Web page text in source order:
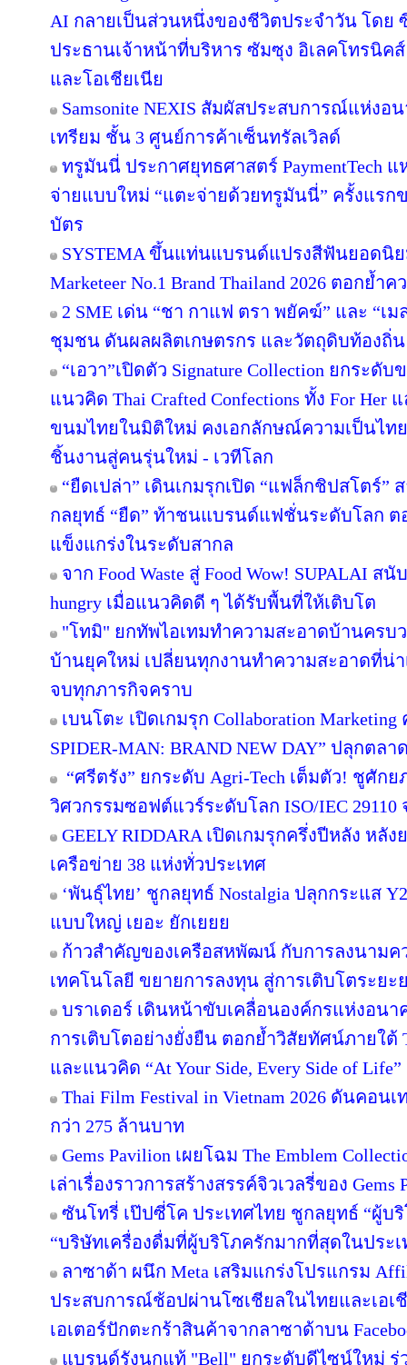
AI กลายเป็นส่วนหนึ่งของชีวิตประจำวัน โดย
ประธานเจ้าหน้าที่บริหาร ซัมซุง อิเลคโทรนิค
และโอเชียเนีย
Samsonite NEXIS สัมผัสประสบการณ์แห่ง
เทรียม ชั้น 3 ศูนย์การค้าเซ็นทรัลเวิลด์
ทรูมันนี่ ประกาศยุทธศาสตร์ PaymentTech
จ่ายแบบใหม่ “แตะจ่ายด้วยทรูมันนี่” ครั้งแรก
บัตร
SYSTEMA ขึ้นแท่นแบรนด์แปรงสีฟันยอดนิ
Marketeer No.1 Brand Thailand 2026 ตอกย้
2 SME เด่น “ชา กาแฟ ตรา พยัคฆ์” และ “
ชุมชน ดันผลผลิตเกษตรกร และวัตถุดิบท้องถิ่
“เอวา”เปิดตัว Signature Collection ยกระ
แนวคิด Thai Crafted Confections ทั้ง For Her
ขนมไทยในมิติใหม่ คงเอกลักษณ์ความเป็นไท
ชิ้นงานสู่คนรุ่นใหม่ - เวทีโลก
“ยืดเปล่า” เดินเกมรุกเปิด “แฟล็กชิปสโตร์”
กลยุทธ์ “ยืด” ท้าชนแบรนด์แฟชั่นระดับโลก
แข็งแกร่งในระดับสากล
จาก Food Waste สู่ Food Wow! SUPALAI ส
hungry เมื่อแนวคิดดี ๆ ได้รับพื้นที่ให้เติบโต
"โทมิ" ยกทัพไอเทมทำความสะอาดบ้านครบ
บ้านยุคใหม่ เปลี่ยนทุกงานทำความสะอาดที่น่า
จบทุกภารกิจคราบ
เบนโตะ เปิดเกมรุก Collaboration
SPIDER-MAN: BRAND NEW DAY” ปลุกต
“ศรีตรัง” ยกระดับ Agri-Tech เต็มตัว! ชูศัก
วิศวกรรมซอฟต์แวร์ระดับโลก ISO/IEC 29110
GEELY RIDDARA เปิดเกมรุกครึ่งปีหลัง หลั
เครือข่าย 38 แห่งทั่วประเทศ
‘พันธุ์ไทย’ ชูกลยุทธ์ Nostalgia ปลุกกระแส
แบบใหญ่ เยอะ ยักเยยย
ก้าวสำคัญของเครือสหพัฒน์ กับการลงนามค
เทคโนโลยี ขยายการลงทุน สู่การเติบโตระยะ
บราเดอร์ เดินหน้าขับเคลื่อนองค์กรแห่งอน
การเติบโตอย่างยั่งยืน ตอกย้ำวิสัยทัศน์ภายใต้
และแนวคิด “At Your Side, Every Side of Life”
Thai Film Festival in Vietnam 2026 ดันคอน
กว่า 275 ล้านบาท
Gems Pavilion เผยโฉม The Emblem
เล่าเรื่องราวการสร้างสรรค์จิวเวลรี่ของ
ซันโทรี่ เป๊ปซี่โค ประเทศไทย ชูกลยุทธ์ “ผู้บ
“บริษัทเครื่องดื่มที่ผู้บริโภครักมากที่สุดในประเ
ลาซาด้า ผนึก Meta เสริมแกร่งโปรแกรม
ประสบการณ์ช้อปผ่านโซเชียลในไทยและเอเ
เอเตอร์ปักตะกร้าสินค้าจากลาซาด้าบน
แบรนด์รังนกแท้ "Bell" ยกระดับดีไซน์ใหม่ ร่